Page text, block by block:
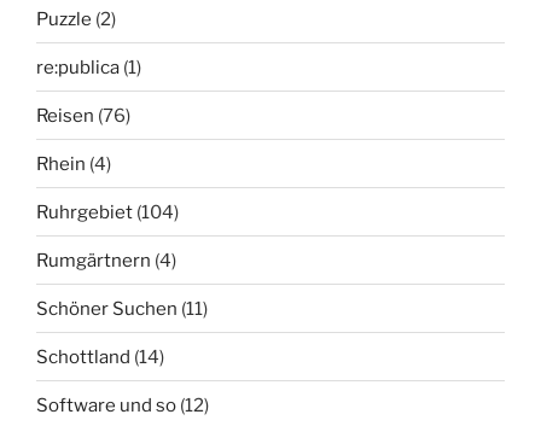
Puzzle (2)
re:publica (1)
Reisen (76)
Rhein (4)
Ruhrgebiet (104)
Rumgärtnern (4)
Schöner Suchen (11)
Schottland (14)
Software und so (12)